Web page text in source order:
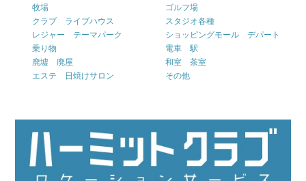
牧場
ゴルフ場
クラブ ライブハウス
スタジオ各種
レジャー テーマパーク
ショッピングモール デパート
乗り物
電車 駅
廃墟 廃屋
和室 茶室
エステ 日焼けサロン
その他